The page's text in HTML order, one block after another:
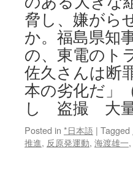
脅し、嫌がら
か。福島県知
の、東電のト
佐久さんは断
本の劣化だ
し 盗撮 大量
Posted in *日本語 | Tagged
推進, 反原発運動, 海渡雄一,